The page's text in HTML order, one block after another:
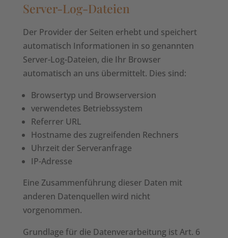
Server-Log-Dateien
Der Provider der Seiten erhebt und speichert
automatisch Informationen in so genannten
Server-Log-Dateien, die Ihr Browser
automatisch an uns übermittelt. Dies sind:
Browsertyp und Browserversion
verwendetes Betriebssystem
Referrer URL
Hostname des zugreifenden Rechners
Uhrzeit der Serveranfrage
IP-Adresse
Eine Zusammenführung dieser Daten mit
anderen Datenquellen wird nicht
vorgenommen.
Grundlage für die Datenverarbeitung ist Art. 6